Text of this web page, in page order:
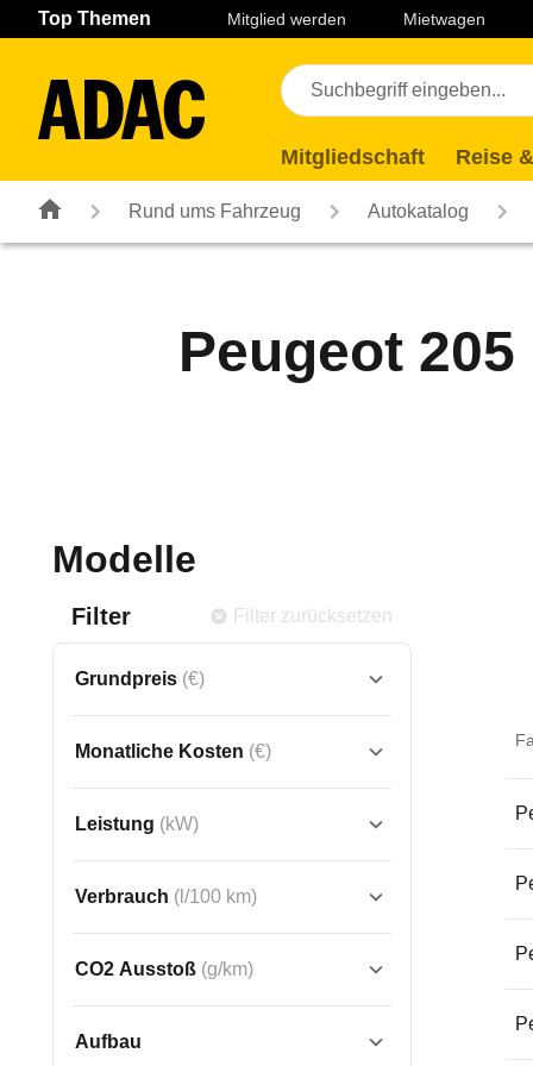
Navigation Seiteninhalt Fußzeile
Top Themen Mitglied werden Mietwagen
Mitgliedschaft Reise
Rund ums Fahrzeug Autokatalog
Peugeot
Modelle
Filter Filter zurücksetzen
Grundpreis (€)
Monatliche Kosten (€)
Leistung (kW)
Verbrauch (l/100 km)
CO2 Ausstoß (g/km)
Aufbau